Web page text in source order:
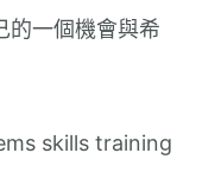
的一個機會與希
skills training